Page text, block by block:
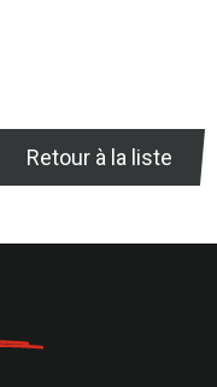
Retour à la liste